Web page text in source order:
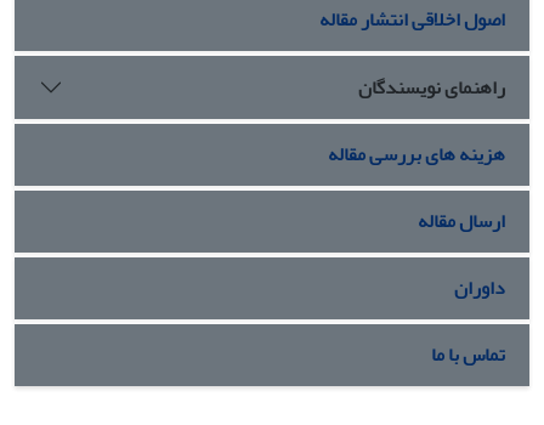
اصول اخلاقی انتشار مقاله
راهنمای نویسندگان
هزینه های بررسی مقاله
ارسال مقاله
داوران
تماس با ما